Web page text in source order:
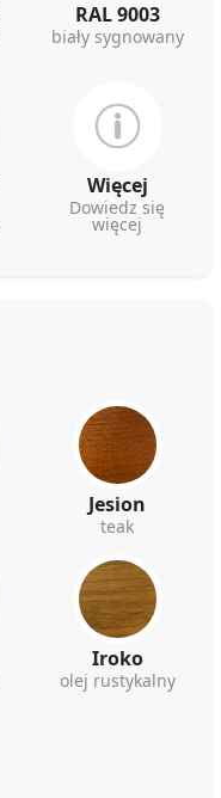
RAL 9003
biały sygnowany
Więcej
Dowiedz się
więcej
Jesion
teak
Iroko
olej rustykalny